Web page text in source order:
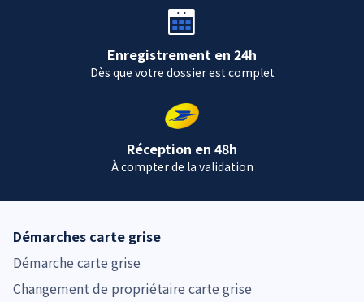
Enregistrement en 24h
Dès que votre dossier est complet
Réception en 48h
À compter de la validation
Démarches carte grise
Démarche carte grise
Changement de propriétaire carte grise